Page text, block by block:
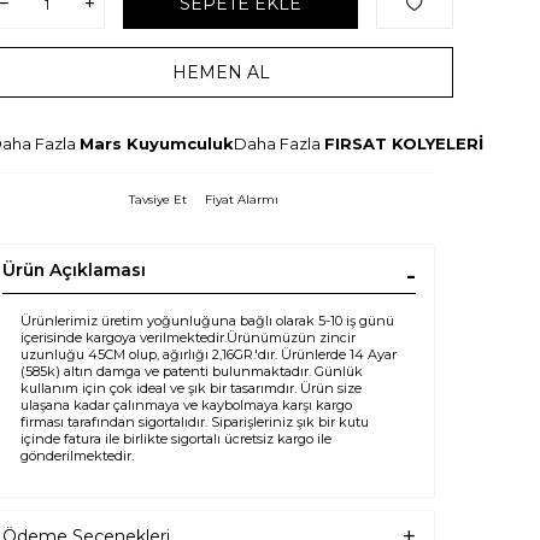
HEMEN AL
Fazla Mars KuyumculukDaha Fazla FIRSAT KOLYELERİ
Tavsiye Et Fiyat Alarmı
Ürün Açıklaması
Ürünlerimiz üretim yoğunluğuna bağlı olarak 5-10 iş günü
içerisinde kargoya verilmektedir.Ürünümüzün zincir
uzunluğu 45CM olup, ağırlığı 2,16GR.'dır. Ürünlerde 14 Ayar
(585k) altın damga ve patenti bulunmaktadır. Günlük
kullanım için çok ideal ve şık bir tasarımdır. Ürün size
ulaşana kadar çalınmaya ve kaybolmaya karşı kargo
firması tarafından sigortalıdır. Siparişleriniz şık bir kutu
içinde fatura ile birlikte sigortalı ücretsiz kargo ile
gönderilmektedir.